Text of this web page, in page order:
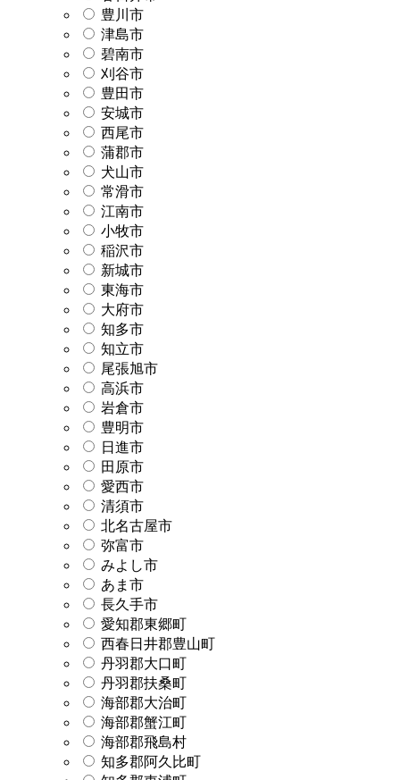
豊川市
津島市
碧南市
刈谷市
豊田市
安城市
西尾市
蒲郡市
犬山市
常滑市
江南市
小牧市
稲沢市
新城市
東海市
大府市
知多市
知立市
尾張旭市
高浜市
岩倉市
豊明市
日進市
田原市
愛西市
清須市
北名古屋市
弥富市
みよし市
あま市
長久手市
愛知郡東郷町
西春日井郡豊山町
丹羽郡大口町
丹羽郡扶桑町
海部郡大治町
海部郡蟹江町
海部郡飛島村
知多郡阿久比町